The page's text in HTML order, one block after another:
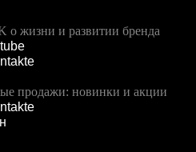
жизни и развитии бренда
продажи: новинки и акции